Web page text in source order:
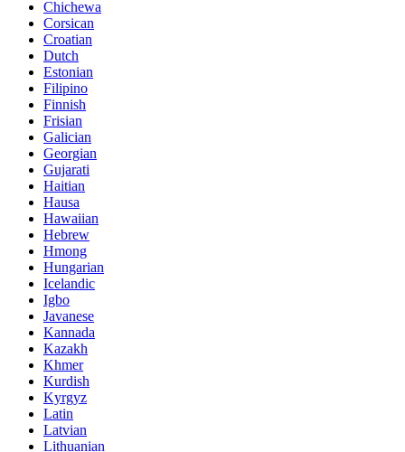
Chichewa
Corsican
Croatian
Dutch
Estonian
Filipino
Finnish
Frisian
Galician
Georgian
Gujarati
Haitian
Hausa
Hawaiian
Hebrew
Hmong
Hungarian
Icelandic
Igbo
Javanese
Kannada
Kazakh
Khmer
Kurdish
Kyrgyz
Latin
Latvian
Lithuanian